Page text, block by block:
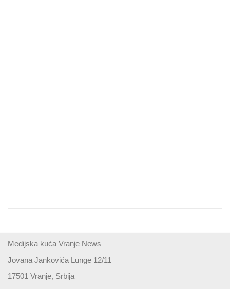
Medijska kuća Vranje News
Jovana Jankovića Lunge 12/11
17501 Vranje, Srbija